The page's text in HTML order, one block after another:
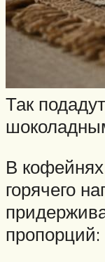
Так
В
горячего
пропорций: